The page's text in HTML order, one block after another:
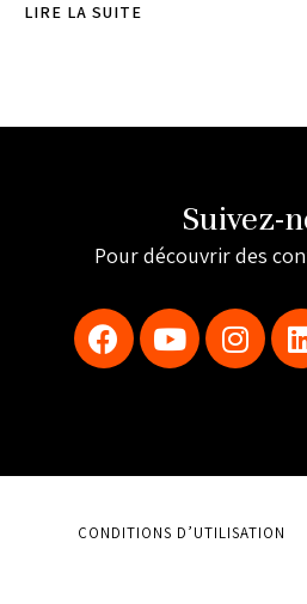
LIRE LA SUITE
Suivez-
Pour découvrir des
CONDITIONS D’UTILISATION